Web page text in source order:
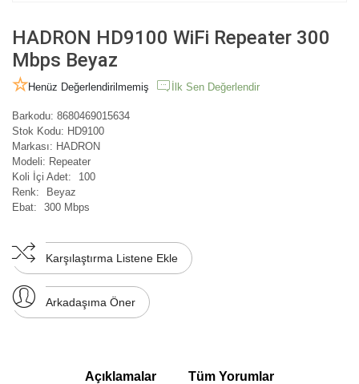
HADRON HD9100 WiFi Repeater 300
Mbps Beyaz
Henüz Değerlendirilmemiş İlk Sen Değerlendir
Barkodu: 8680469015634
Stok Kodu: HD9100
Markası: HADRON
Modeli: Repeater
Koli İçi Adet:
100
Renk:
Beyaz
Ebat:
300 Mbps
Karşılaştırma Listene Ekle
Arkadaşıma Öner
Açıklamalar Tüm Yorumlar